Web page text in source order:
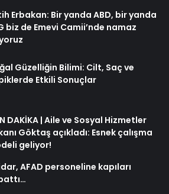
Erbakan: Bir yanda ABD, bir yanda
biz de Emevi Camii’nde namaz
Güzelliğin Bilimi: Cilt, Saç ve
Etkili Sonuçlar
DAKİKA | Aile ve Sosyal Hizmetler
Göktaş açıkladı: Esnek çalışma
geliyor!
AFAD personeline kapıları